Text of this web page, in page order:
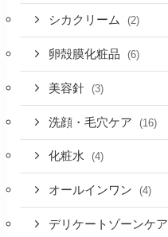
シカクリーム (2)
卵殻膜化粧品 (6)
美容針 (3)
洗顔・毛穴ケア (16)
化粧水 (4)
オールインワン (4)
デリケートゾーンケア